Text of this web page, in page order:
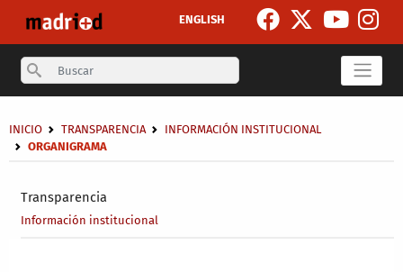
ENGLISH
Search
Transparencia
Información institucional
Sobrescribir enlaces de ayuda a la navegación
INICIO TRANSPARENCIA
INFORMACIÓN INSTITUCIONAL
ORGANIGRAMA